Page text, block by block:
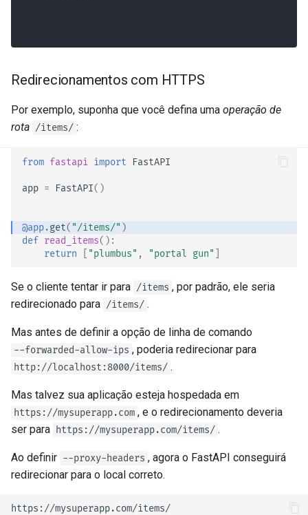
Middleware
CORS (Cross-Origin Resource
Sharing)
Bancos de Dados SQL
Múltiplos Arquivos
Stream de JSON Lines
Eventos Enviados pelo
Servidor (SSE)
Tarefas em segundo plano
Metadados e URLs da
Documentação
Frontend
Arquivos Estáticos
Redirecionamentos com HTTPS
Por exemplo, suponha que você defina uma operação de
rota /items/ :
from fastapi import FastAPI
app = FastAPI()
@app.get( "/items/" )
def read_items():
return
"plumbus" , "portal gun"
Se o cliente tentar ir para /items , por padrão, ele seria
redirecionado para /items/ .
Mas antes de definir a opção de linha de comando
--forwarded-allow-ips , poderia redirecionar para
http://localhost:8000/items/ .
Mas talvez sua aplicação esteja hospedada em
https://mysuperapp.com , e o redirecionamento deveria
ser para https://mysuperapp.com/items/ .
Ao definir --proxy-headers , agora o FastAPI conseguirá
redirecionar para o local correto. 😎